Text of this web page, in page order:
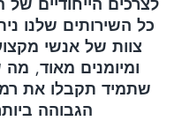
כל השירותים שלנו
צוות של אנשי
ומיומנים מאוד,
שתמיד תקבלו את
הגבוהה